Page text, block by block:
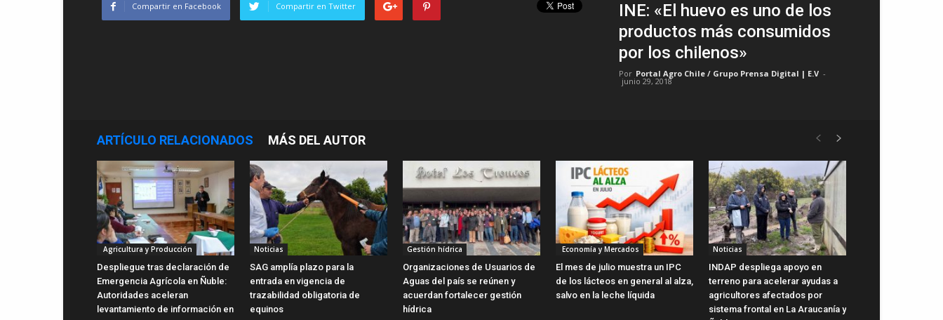
INE: «El huevo es uno de los
productos más consumidos
por los chilenos»
Por Portal Agro Chile / Grupo Prensa Digital | E.V -
junio 29, 2018
Compartir en Facebook Compartir en Twitter
ARTÍCULO RELACIONADOS MÁS DEL AUTOR
Agricultura y Producción
Despliegue tras declaración de
Emergencia Agrícola en Ñuble:
Autoridades aceleran
levantamiento de información en
Noticias
SAG amplía plazo para la
entrada en vigencia de
trazabilidad obligatoria de
equinos
Gestión hídrica
Organizaciones de Usuarios de
Aguas del país se reúnen y
acuerdan fortalecer gestión
hídrica
Economía y Mercados
El mes de julio muestra un IPC
de los lácteos en general al alza,
salvo en la leche líquida
Noticias
INDAP despliega apoyo en
terreno para acelerar ayudas a
agricultores afectados por
sistema frontal en La Araucanía y